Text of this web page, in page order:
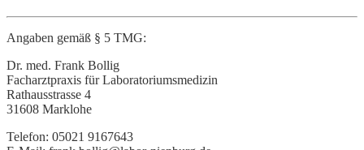
Angaben gemäß § 5 TMG:
Dr. med. Frank Bollig
Facharztpraxis für Laboratoriumsmedizin
Rathausstrasse 4
31608 Marklohe
Telefon: 05021 9167643